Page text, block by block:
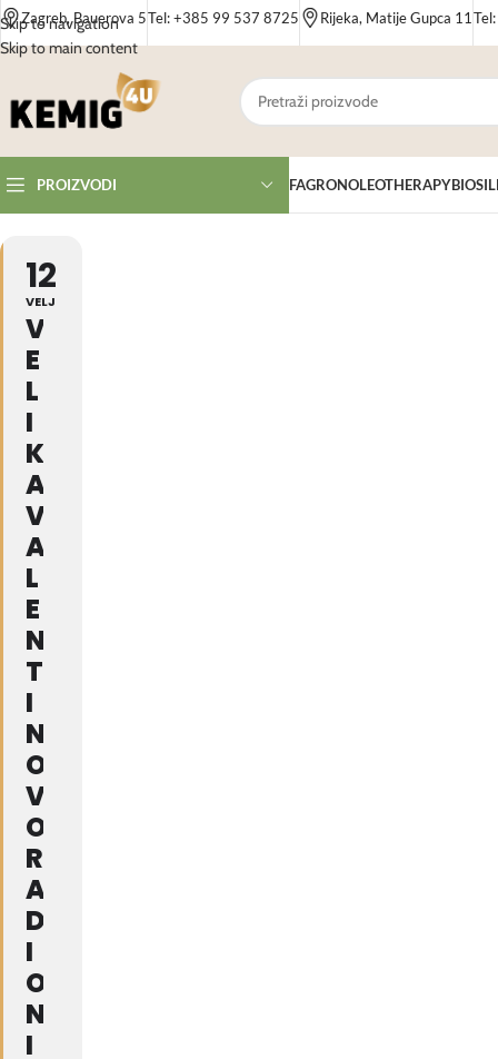
Skip to navigation
Skip to main content
Zagreb, Bauerova 5Tel: +385 99 537 8725 Rijeka, Matije Gupca 11
PROIZVODI FAGRONOLEOTHERAPYBIOSIL
12
VELJ
V
E
L
I
K
A
V
A
L
E
N
T
I
N
O
V
O
R
A
D
I
O
N
I